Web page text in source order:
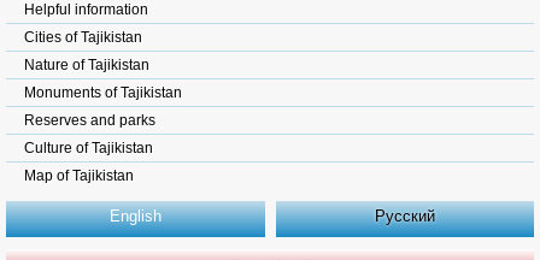
Helpful information
Cities of Tajikistan
Nature of Tajikistan
Monuments of Tajikistan
Reserves and parks
Culture of Tajikistan
Map of Tajikistan
English Русский